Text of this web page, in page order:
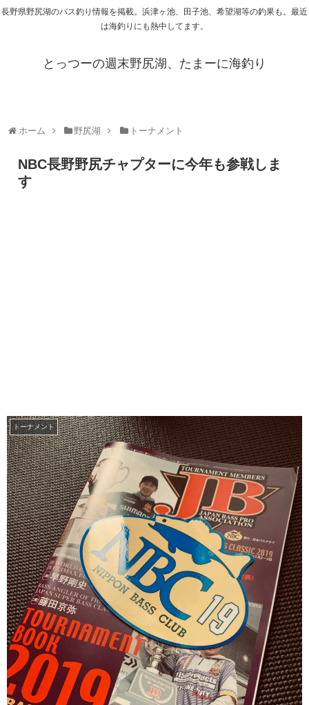
長野県野尻湖のバス釣り情報を掲載。浜津ヶ池、田子池、希望湖等の釣果も。最近
は海釣りにも熱中してます。
とっつーの週末野尻湖、たまーに海釣り
ホーム 野尻湖 トーナメント
NBC長野野尻チャプターに今年も参戦しま
す
トーナメント